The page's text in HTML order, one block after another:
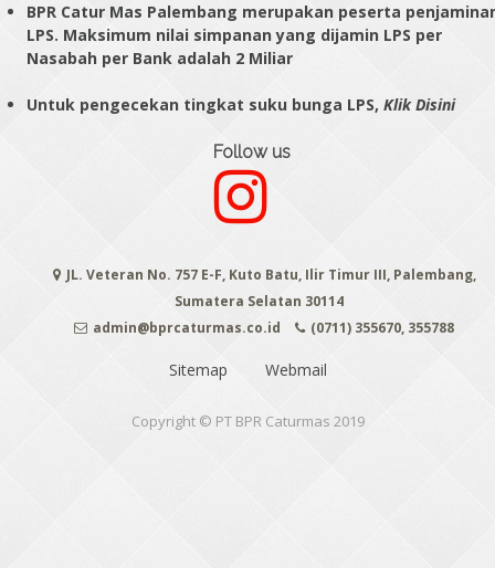
BPR Catur Mas Palembang merupakan peserta
LPS. Maksimum nilai simpanan yang dijamin LPS per
Nasabah per Bank adalah 2 Miliar
Untuk pengecekan tingkat suku bunga LPS,Klik Disini
Follow us
JL. Veteran No. 757 E-F, Kuto Batu, Ilir Timur III, Palembang,
Sumatera Selatan 30114
admin@bprcaturmas.co.id
(0711) 355670, 355788
Sitemap Webmail
Copyright © PT BPR Caturmas 2019